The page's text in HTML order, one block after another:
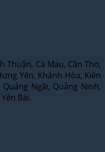
Thuận, Cà Mau, Cần Thơ,
Yên, Khánh Hòa, Kiên
Ngãi, Quảng Ninh,
Bái.